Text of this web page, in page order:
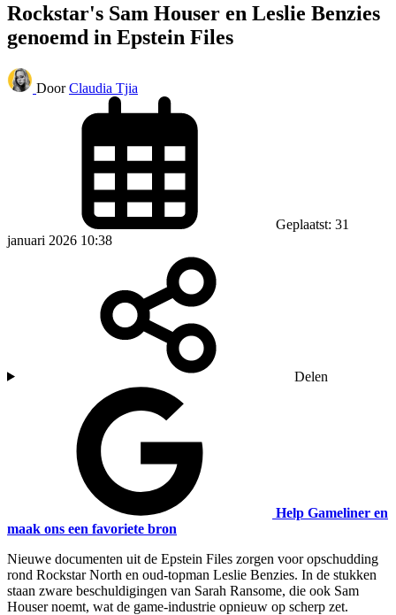
Rockstar's Sam Houser en Leslie Benzies
genoemd in Epstein Files
Door Claudia Tjia
Geplaatst: 31
januari 2026 10:38
Delen
Help Gameliner en
maak ons een favoriete bron
Nieuwe documenten uit de Epstein Files zorgen voor opschudding
rond Rockstar North en oud-topman Leslie Benzies. In de stukken
staan zware beschuldigingen van Sarah Ransome, die ook Sam
Houser noemt, wat de game-industrie opnieuw op scherp zet.